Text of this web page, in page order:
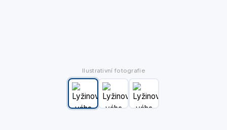
Ilustrativní fotografie